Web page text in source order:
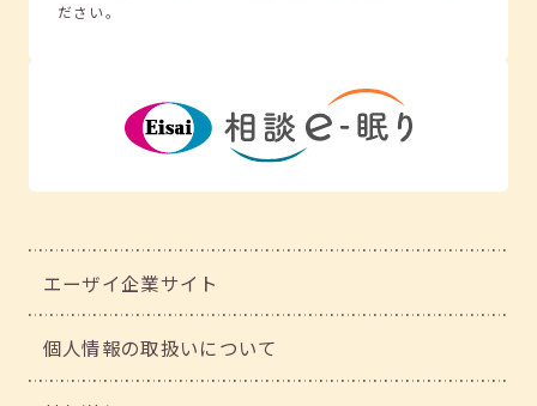
ださい。
エーザイ企業サイト
個人情報の取扱いについて